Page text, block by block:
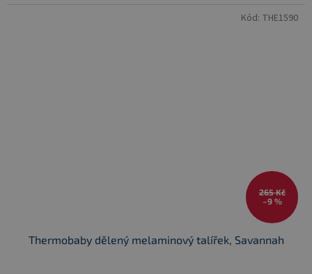
265 Kč
–9 %
Thermobaby dělený melaminový talířek, Savannah
Kód: THE1590